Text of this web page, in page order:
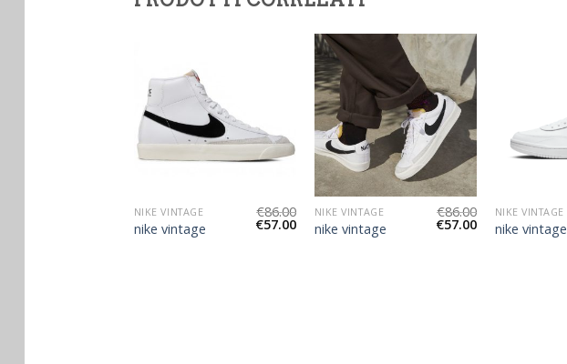
NIKE VINTAGE
nike vintage
€86.00
€57.00
NIKE VINTAGE
nike vintage
€86.00
€57.00
NIKE VINTAGE
nike vintage